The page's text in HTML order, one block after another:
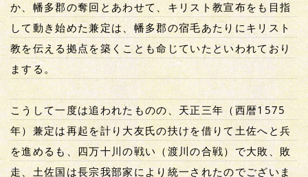
か、幡多郡の奪回とあわせて、キリスト教宣布をも目指
して動き始めた兼定は、幡多郡の宿毛あたりにキリスト
教を伝える拠点を築くことも命じていたといわれており
まする。
こうして一度は追われたものの、天正三年（西暦1575
年）兼定は再起を計り大友氏の扶けを借りて土佐へと兵
を進めるも、四万十川の戦い（渡川の合戦）で大敗、敗
走、土佐国は長宗我部家により統一されたのでございま